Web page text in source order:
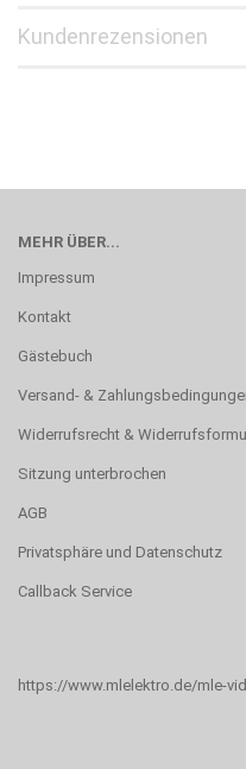
Kundenrezensionen
MEHR ÜBER...
Impressum
Kontakt
Gästebuch
Versand- &
Widerrufsrecht &
Sitzung unterbrochen
AGB
Privatsphäre und Datenschutz
Callback Service
https://www.mlelektro.de/mle-